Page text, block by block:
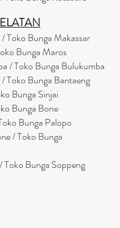
Toko Bunga Makassar
Bunga Maros
/ Toko Bunga Bulukumba
Toko Bunga Bantaeng
Bunga Sinjai
Bunga Bone
Bunga Palopo
/ Toko Bunga
Toko Bunga Soppeng